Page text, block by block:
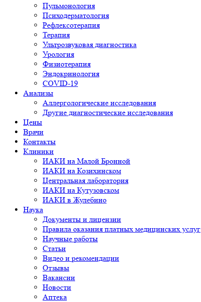
Пульмонология
Психодерматология
Рефлексотерапия
Терапия
Ультрозвуковая диагностика
Урология
Физиотерапия
Эндокринология
COVID-19
Анализы
Аллергологические исследования
Другие диагностические исследования
Цены
Врачи
Контакты
Клиники
ИАКИ на Малой Бронной
ИАКИ на Козихинском
Центральная лаборатория
ИАКИ на Кутузовском
ИАКИ в Жулебино
Наука
Документы и лицензии
Правила оказания платных медицинских услуг
Научные работы
Статьи
Видео и рекомендации
Отзывы
Вакансии
Новости
Аптека